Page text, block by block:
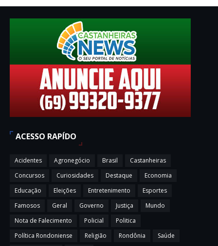
ACESSO RAPÍDO
Acidentes Agronegócio Brasil
Castanheiras
Concursos
Curiosidades Destaque
Economia
Educação
Eleições Entretenimento
Esportes
Famosos
Geral Governo Justiça
Mundo
Nota de Falecimento
Policial
Politica
Política Rondoniense
Religião Rondônia
Saúde